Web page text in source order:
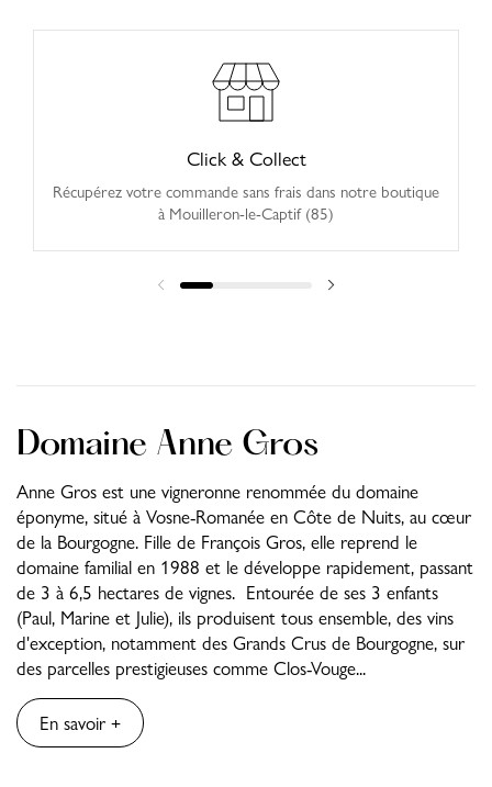
Click & Collect
Récupérez votre commande sans frais dans notre boutique
à Mouilleron-le-Captif (85)
Domaine Anne Gros
Anne Gros est une vigneronne renommée du domaine
éponyme, situé à Vosne-Romanée en Côte de Nuits, au cœur
de la Bourgogne. Fille de François Gros, elle reprend le
domaine familial en 1988 et le développe rapidement, passant
de 3 à 6,5 hectares de vignes. Entourée de ses 3 enfants
(Paul, Marine et Julie), ils produisent tous ensemble, des vins
d'exception, notamment des Grands Crus de Bourgogne, sur
des parcelles prestigieuses comme Clos-Vouge...
En savoir +